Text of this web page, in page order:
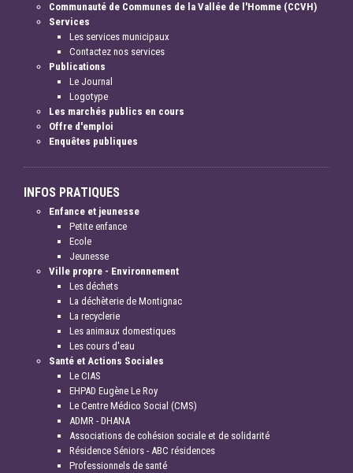
Communauté de Communes de la Vallée de l'Homme (CCVH)
Services
Les services municipaux
Contactez nos services
Publications
Le Journal
Logotype
Les marchés publics en cours
Offre d'emploi
Enquêtes publiques
INFOS PRATIQUES
Enfance et jeunesse
Petite enfance
Ecole
Jeunesse
Ville propre - Environnement
Les déchets
La déchèterie de Montignac
La recyclerie
Les animaux domestiques
Les cours d'eau
Santé et Actions Sociales
Le CIAS
EHPAD Eugène Le Roy
Le Centre Médico Social (CMS)
ADMR - DHANA
Associations de cohésion sociale et de solidarité
Résidence Séniors - ABC résidences
Professionnels de santé